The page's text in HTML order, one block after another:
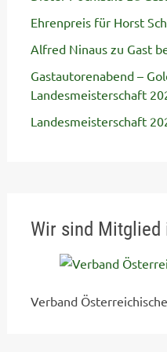
Ehrenpreis für Horst
Alfred Ninaus zu Gast
Gastautorenabend –
Landesmeisterschaft
Landesmeisterschaft
Wir sind Mitglied
Verband